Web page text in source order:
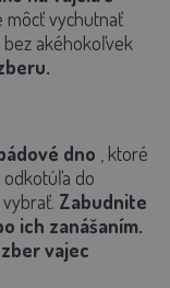
môcť vychutnať
bez akéhokoľvek
dno , ktoré
odkotúľa do
Zabudnite
ich zanášaním.
vajec